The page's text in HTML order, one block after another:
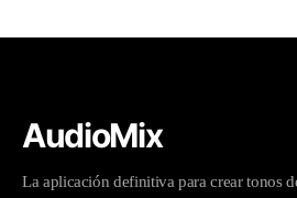
AudioMix
La aplicación definitiva para crear tonos